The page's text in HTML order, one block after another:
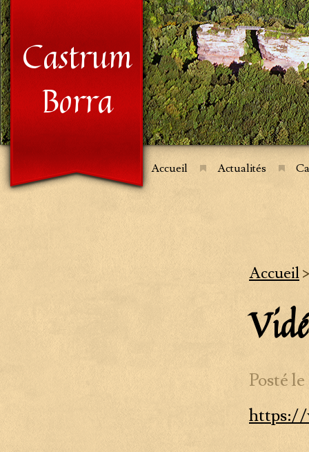
Castrum
Borra
Accueil Actualités
Accueil
Posté le
https://